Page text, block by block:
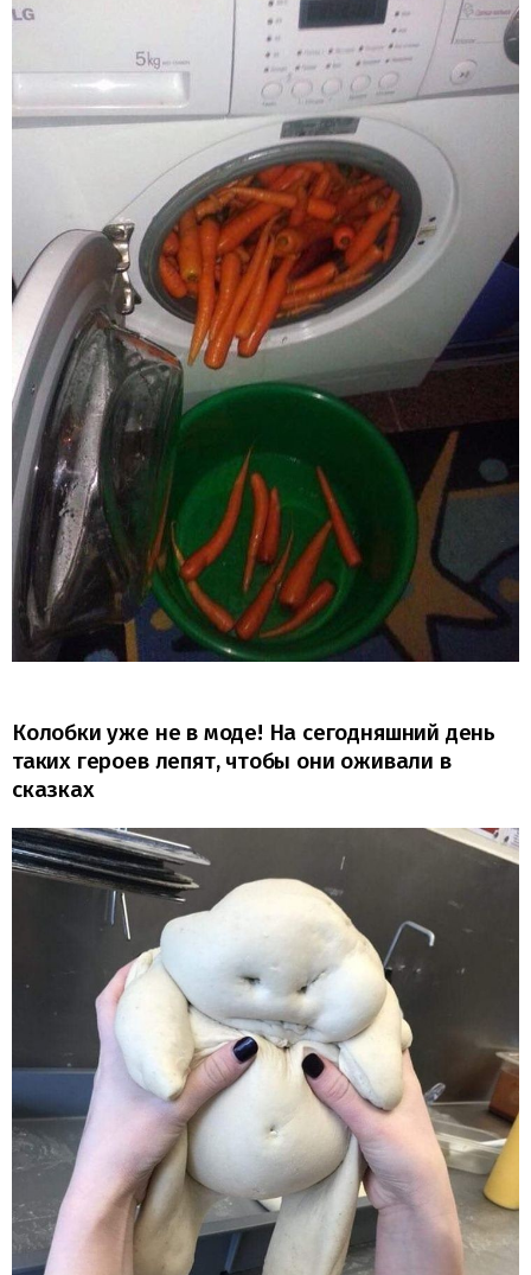
Колобки уже не в моде! На сегодняшний день
таких героев лепят, чтобы они оживали в
сказках